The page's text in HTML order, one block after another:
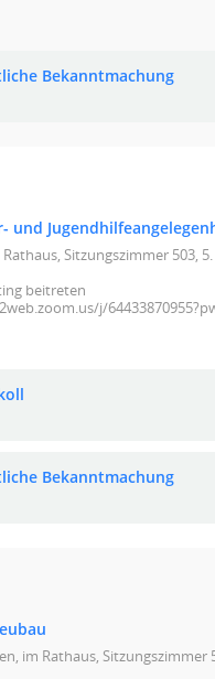
Bekanntmachung
und
Sitzungszimmer 503,
beitreten
j/
Bekanntmachung
im Rathaus, Sitzungszimmer